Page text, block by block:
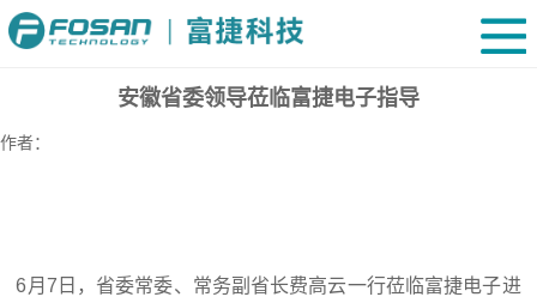
安徽省委领导莅临富捷电子指导
作者：
6月7日，省委常委、常务副省长费高云一行莅临富捷电子进